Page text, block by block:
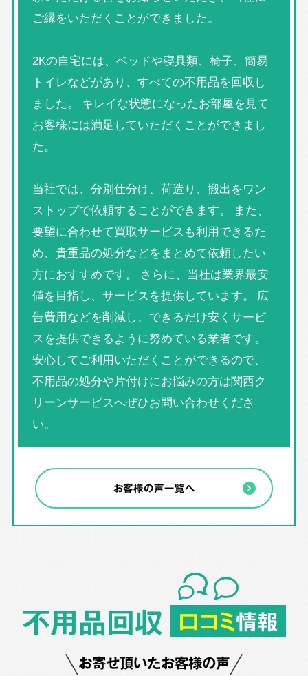
ご縁をいただくことができました。
2Kの自宅には、ベッドや寝具類、椅子、簡易
トイレなどがあり、すべての不用品を回収し
ました。 キレイな状態になったお部屋を見て
お客様には満足していただくことができまし
た。
当社では、分別仕分け、荷造り、搬出をワン
ストップで依頼することができます。 また、
要望に合わせて買取サービスも利用できるた
め、貴重品の処分などをまとめて依頼したい
方におすすめです。 さらに、当社は業界最安
値を目指し、サービスを提供しています。 広
告費用などを削減し、できるだけ安くサービ
スを提供できるように努めている業者です。
安心してご利用いただくことができるので、
不用品の処分や片付けにお悩みの方は関西ク
リーンサービスへぜひお問い合わせくださ
い。
お客様の声一覧へ
不用品回収 口コミ情報
お寄せ頂いたお客様の声